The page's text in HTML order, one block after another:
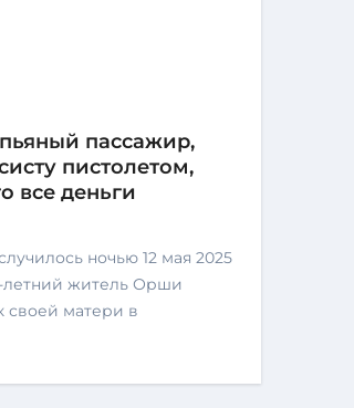
пассажир,
пистолетом,
все деньги
летний житель Орши
своей матери в